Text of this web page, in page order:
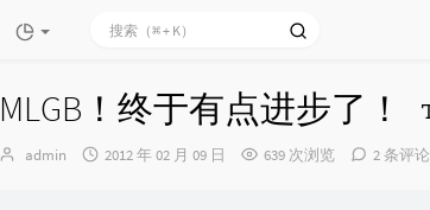
MLGB！终于有点进步了！
博
admin
发
2012 年 02 月 09 日 639 次浏览 2 条评论